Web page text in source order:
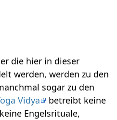
die hier in dieser
werden, werden zu den
sogar zu den
Vidya
betreibt keine
Engelsrituale,